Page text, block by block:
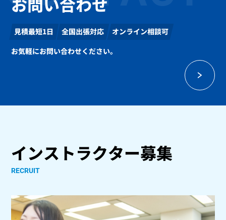
見積最短1日 全国出張対応
オンライン相談可
お気軽にお問い合わせください。
インストラクター募集
RECRUIT